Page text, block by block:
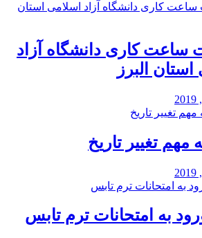
ساعت کاری دانشگاه آزاد
استان البرز
مهم تغییر تاریخ
به امتحانات ترم تابس